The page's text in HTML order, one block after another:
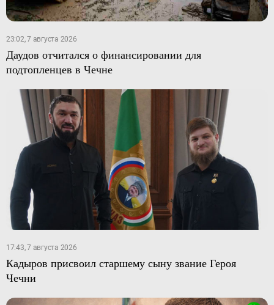
23:02, 7 августа 2026
Даудов отчитался о финансировании для
подтопленцев в Чечне
17:43, 7 августа 2026
Кадыров присвоил старшему сыну звание Героя
Чечни